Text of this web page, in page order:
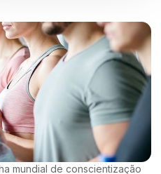
mundial de conscientização